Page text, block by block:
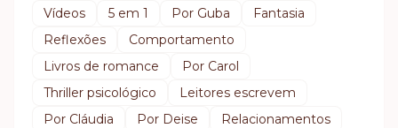
Vídeos
5 em 1 Por Guba
Fantasia
Reflexões
Comportamento
Livros de romance
Por Carol
Thriller psicológico
Leitores escrevem
Por Cláudia
Por Deise
Relacionamentos